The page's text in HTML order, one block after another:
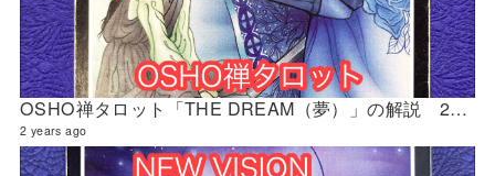
OSHO禅タロット「THE DREAM（夢）」の解説 2024年5月の門鑑定（創門）
2 years ago